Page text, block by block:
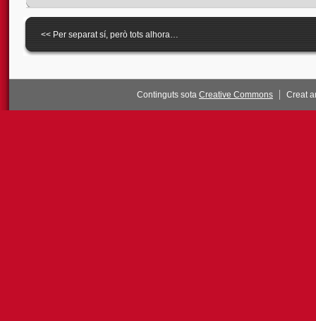
<< Per separat sí, però tots alhora…
Continguts sota Creative Commons Creat